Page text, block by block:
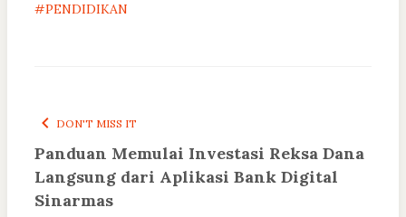
#PENDIDIKAN
DON'T MISS IT
Panduan Memulai Investasi Reksa Dana
Langsung dari Aplikasi Bank Digital
Sinarmas